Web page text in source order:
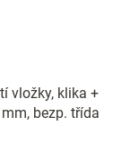
vložky, klika +
bezp. třída